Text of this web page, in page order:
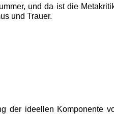
und da ist die
und Trauer.
der ideellen Komponente